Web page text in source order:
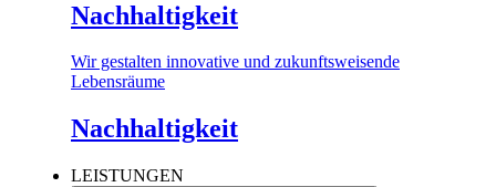
Nachhaltigkeit
Wir gestalten innovative und zukunftsweisende
Lebensräume
Nachhaltigkeit
LEISTUNGEN